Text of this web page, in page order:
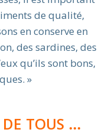
de qualité,
en conserve en
des sardines, des
qu’ils sont bons,
»
DE TOUS …